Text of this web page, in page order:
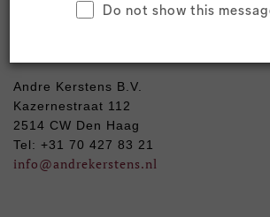
Do not show this
Andre Kerstens B.V.
Kazernestraat 112
2514 CW Den Haag
Tel: +31 70 427 83 21
info@andrekerstens.nl